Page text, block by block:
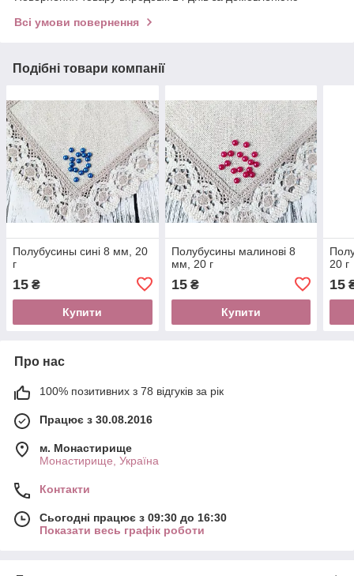
Всі умови повернення
Подібні товари компанії
Полубусины сині 8 мм, 20
г
15 ₴
Купити
Полубусины малинові 8
мм, 20 г
15₴
Купити
20 г
15
Про нас
100% позитивних з 78 відгуків за рік
Працює з 30.08.2016
м. Монастирище
Монастирище, Україна
Контакти
Сьогодні працює з 09:30 до 16:30
Показати весь графік роботи